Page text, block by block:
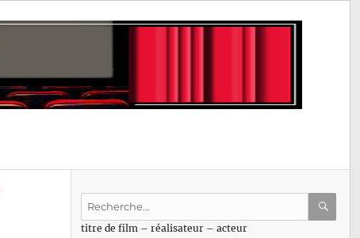
Recherche
:titre de film – réalisateur – acteur